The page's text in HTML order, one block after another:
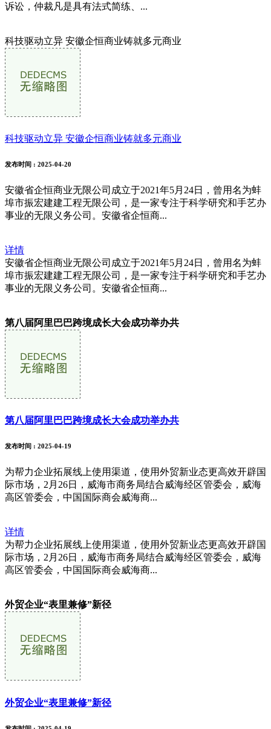
诉讼，仲裁凡是具有法式简练、...
科技驱动立异 安徽企恒商业铸就多元商业
科技驱动立异 安徽企恒商业铸就多元商业
发布时间 : 2025-04-20
安徽省企恒商业无限公司成立于2021年5月24日，曾用名为蚌
埠市振宏建建工程无限公司，是一家专注于科学研究和手艺办
事业的无限义务公司。安徽省企恒商...
详情
安徽省企恒商业无限公司成立于2021年5月24日，曾用名为蚌
埠市振宏建建工程无限公司，是一家专注于科学研究和手艺办
事业的无限义务公司。安徽省企恒商...
第八届阿里巴巴跨境成长大会成功举办共
第八届阿里巴巴跨境成长大会成功举办共
发布时间 : 2025-04-19
为帮力企业拓展线上使用渠道，使用外贸新业态更高效开辟国
际市场，2月26日，威海市商务局结合威海经区管委会，威海
高区管委会，中国国际商会威海商...
详情
为帮力企业拓展线上使用渠道，使用外贸新业态更高效开辟国
际市场，2月26日，威海市商务局结合威海经区管委会，威海
高区管委会，中国国际商会威海商...
外贸企业“表里兼修”新径
外贸企业“表里兼修”新径